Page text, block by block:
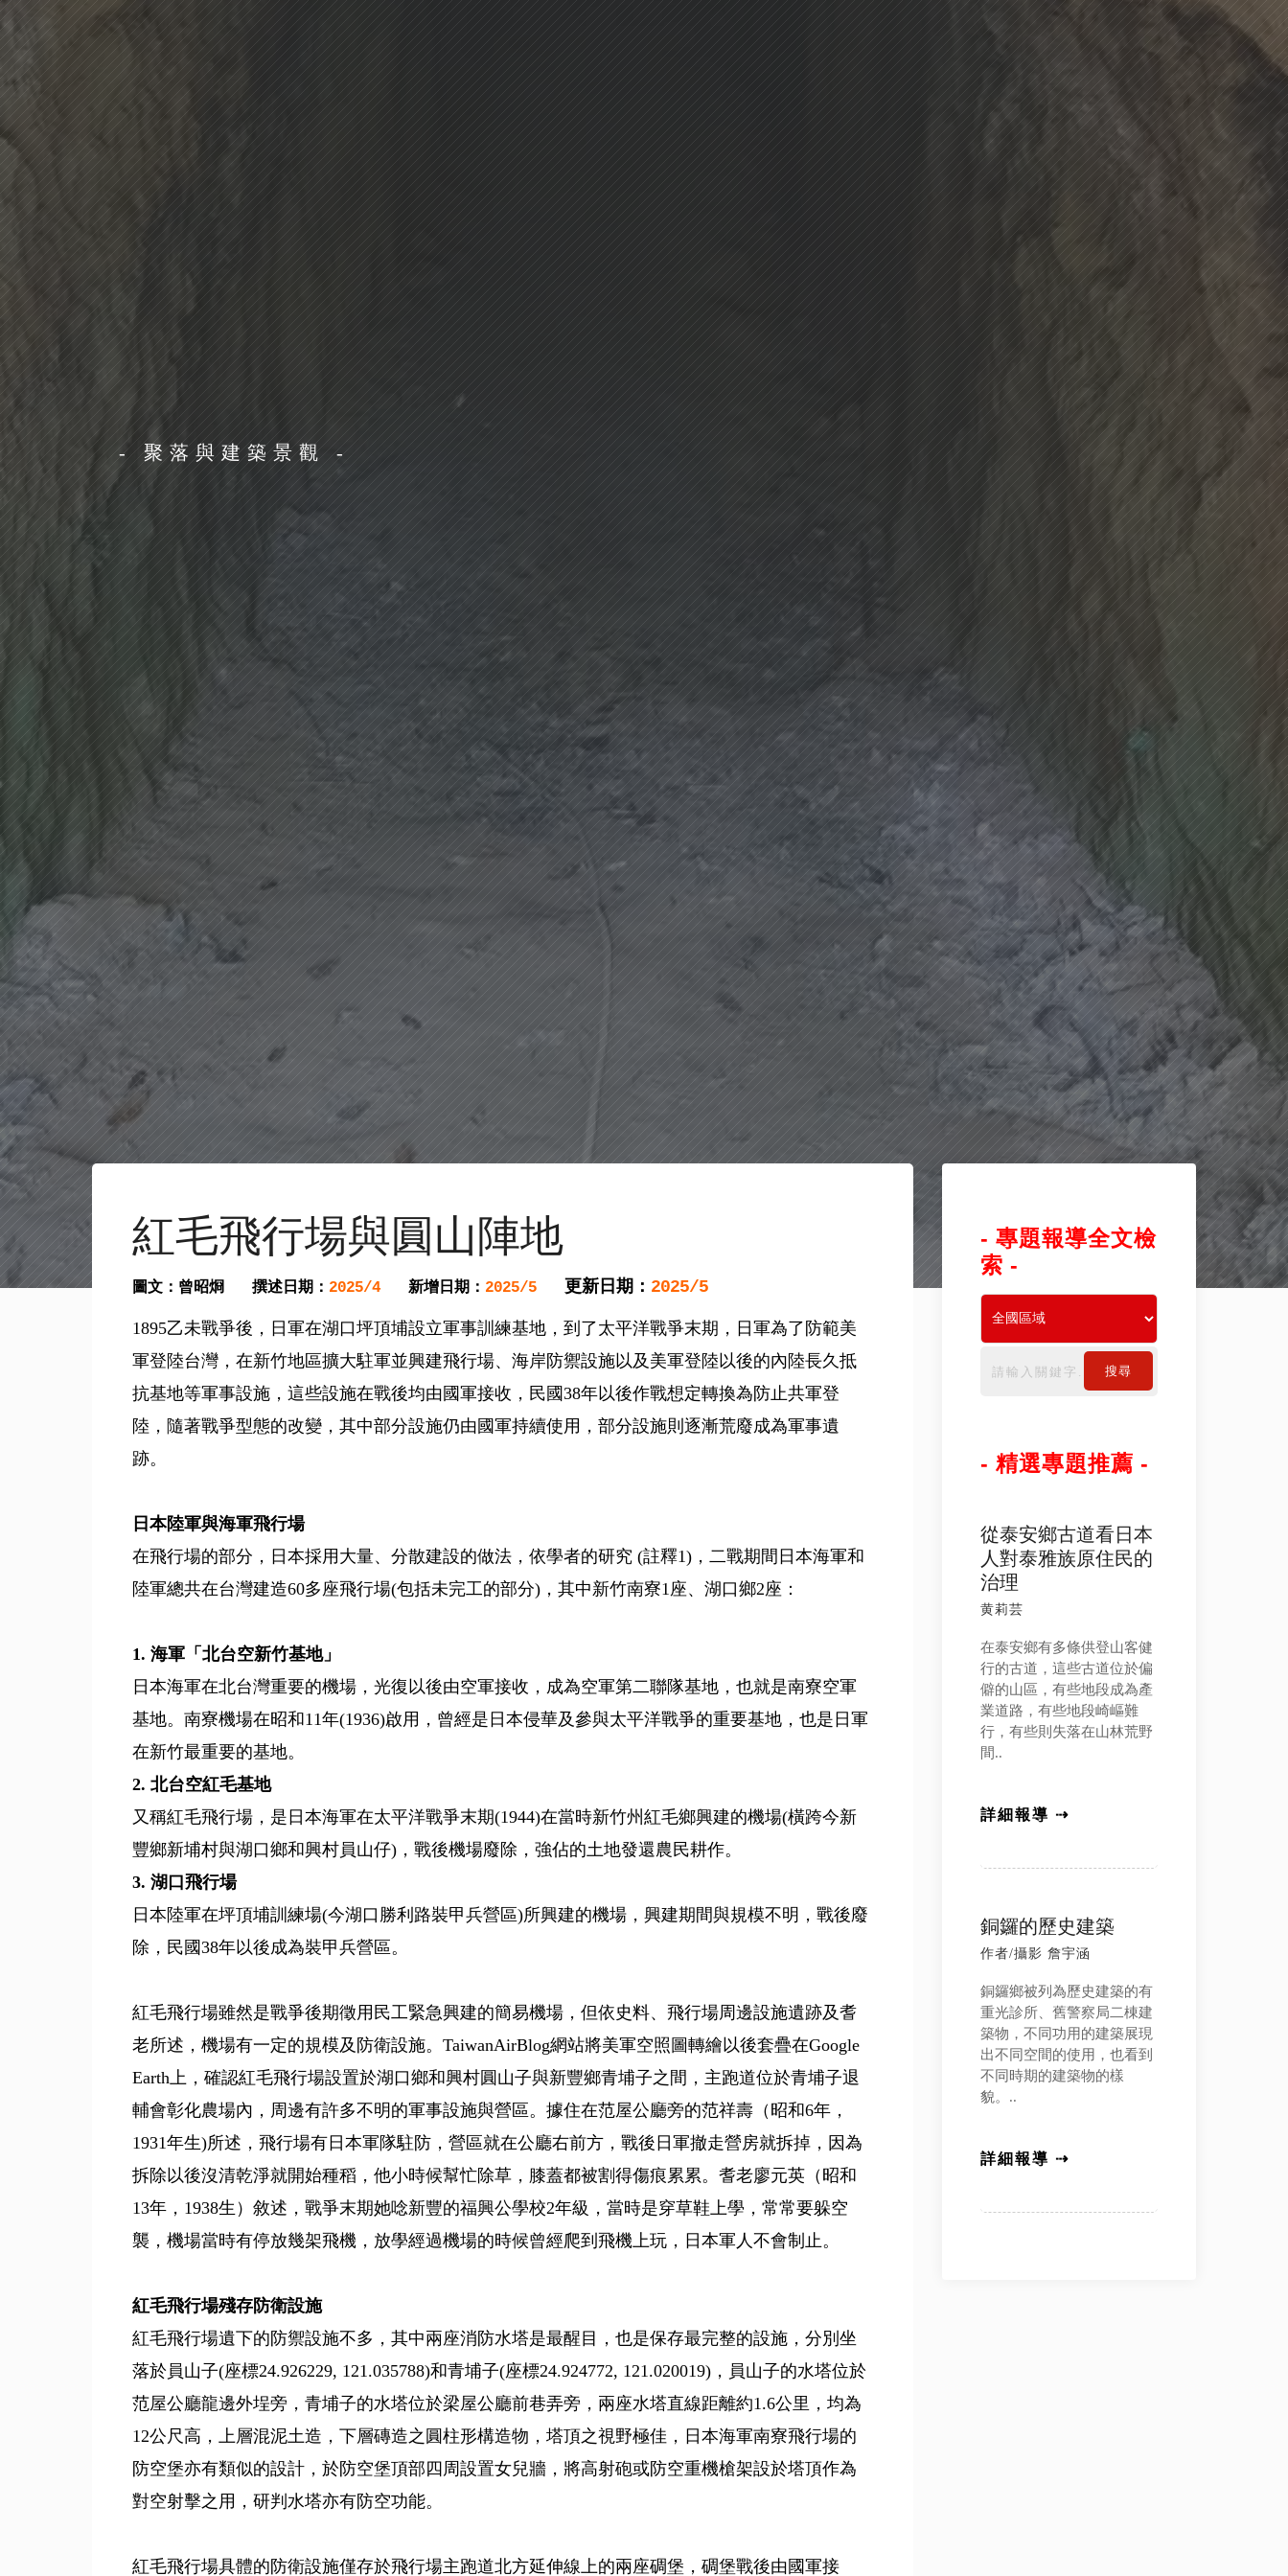
- 聚落與建築景觀 -
紅毛飛行場與圓山陣地
圖文：曾昭烱 撰述日期： 2025/4 新增日期： 2025/5 更新日期： 2025/5
1895乙未戰爭後，日軍在湖口坪頂埔設立軍事訓練基地，到了太平洋戰爭末期，日軍為了防範美
軍登陸台灣，在新竹地區擴大駐軍並興建飛行場、海岸防禦設施以及美軍登陸以後的內陸長久抵
抗基地等軍事設施，這些設施在戰後均由國軍接收，民國38年以後作戰想定轉換為防止共軍登
陸，隨著戰爭型態的改變，其中部分設施仍由國軍持續使用，部分設施則逐漸荒廢成為軍事遺
跡。
日本陸軍與海軍飛行場
在飛行場的部分，日本採用大量、分散建設的做法，依學者的研究 (註釋1)，二戰期間日本海軍和
陸軍總共在台灣建造60多座飛行場(包括未完工的部分)，其中新竹南寮1座、湖口鄉2座：
1. 海軍「北台空新竹基地」
日本海軍在北台灣重要的機場，光復以後由空軍接收，成為空軍第二聯隊基地，也就是南寮空軍
基地。南寮機場在昭和11年(1936)啟用，曾經是日本侵華及參與太平洋戰爭的重要基地，也是日軍
在新竹最重要的基地。
2. 北台空紅毛基地
又稱紅毛飛行場，是日本海軍在太平洋戰爭末期(1944)在當時新竹州紅毛鄉興建的機場(橫跨今新
豐鄉新埔村與湖口鄉和興村員山仔)，戰後機場廢除，強佔的土地發還農民耕作。
3. 湖口飛行場
日本陸軍在坪頂埔訓練場(今湖口勝利路裝甲兵營區)所興建的機場，興建期間與規模不明，戰後廢
除，民國38年以後成為裝甲兵營區。
紅毛飛行場雖然是戰爭後期徵用民工緊急興建的簡易機場，但依史料、飛行場周邊設施遺跡及耆
老所述，機場有一定的規模及防衛設施。TaiwanAirBlog網站將美軍空照圖轉繪以後套疊在Google
Earth上，確認紅毛飛行場設置於湖口鄉和興村圓山子與新豐鄉青埔子之間，主跑道位於青埔子退
輔會彰化農場內，周邊有許多不明的軍事設施與營區。據住在范屋公廳旁的范祥壽（昭和6年，
1931年生)所述，飛行場有日本軍隊駐防，營區就在公廳右前方，戰後日軍撤走營房就拆掉，因為
拆除以後沒清乾淨就開始種稻，他小時候幫忙除草，膝蓋都被割得傷痕累累。耆老廖元英（昭和
13年，1938生）敘述，戰爭末期她唸新豐的福興公學校2年級，當時是穿草鞋上學，常常要躲空
襲，機場當時有停放幾架飛機，放學經過機場的時候曾經爬到飛機上玩，日本軍人不會制止。
紅毛飛行場殘存防衛設施
紅毛飛行場遺下的防禦設施不多，其中兩座消防水塔是最醒目，也是保存最完整的設施，分別坐
落於員山子(座標24.926229, 121.035788)和青埔子(座標24.924772, 121.020019)，員山子的水塔位於
范屋公廳龍邊外埕旁，青埔子的水塔位於梁屋公廳前巷弄旁，兩座水塔直線距離約1.6公里，均為
12公尺高，上層混泥土造，下層磚造之圓柱形構造物，塔頂之視野極佳，日本海軍南寮飛行場的
防空堡亦有類似的設計，於防空堡頂部四周設置女兒牆，將高射砲或防空重機槍架設於塔頂作為
對空射擊之用，研判水塔亦有防空功能。
紅毛飛行場具體的防衛設施僅存於飛行場主跑道北方延伸線上的兩座碉堡，碉堡戰後由國軍接
- 專題報導全文檢
索 -
搜尋
- 精選專題推薦 -
從泰安鄉古道看日本
人對泰雅族原住民的
治理
黄莉芸
在泰安鄉有多條供登山客健
行的古道，這些古道位於偏
僻的山區，有些地段成為產
業道路，有些地段崎嶇難
行，有些則失落在山林荒野
間..
詳細報導 ⇢
銅鑼的歷史建築
作者/攝影 詹宇涵
銅鑼鄉被列為歷史建築的有
重光診所、舊警察局二棟建
築物，不同功用的建築展現
出不同空間的使用，也看到
不同時期的建築物的樣
貌。..
詳細報導 ⇢